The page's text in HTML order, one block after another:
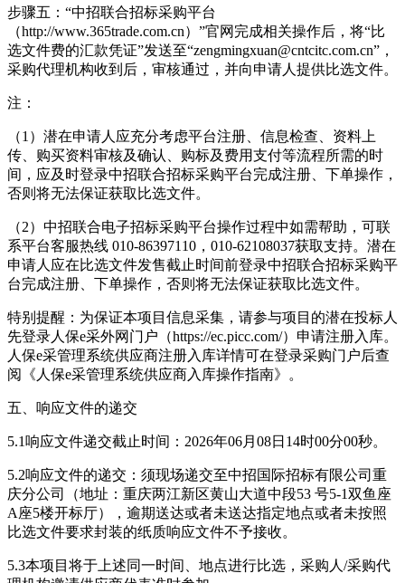
步骤五：“中招联合招标采购平台
（http://www.365trade.com.cn）”官网完成相关操作后，将“比
选文件费的汇款凭证”发送至“zengmingxuan@cntcitc.com.cn”，
采购代理机构收到后，审核通过，并向申请人提供比选文件。
注：
（1）潜在申请人应充分考虑平台注册、信息检查、资料上
传、购买资料审核及确认、购标及费用支付等流程所需的时
间，应及时登录中招联合招标采购平台完成注册、下单操作，
否则将无法保证获取比选文件。
（2）中招联合电子招标采购平台操作过程中如需帮助，可联
系平台客服热线 010-86397110，010-62108037获取支持。潜在
申请人应在比选文件发售截止时间前登录中招联合招标采购平
台完成注册、下单操作，否则将无法保证获取比选文件。
特别提醒：为保证本项目信息采集，请参与项目的潜在投标人
先登录人保e采外网门户（https://ec.picc.com/）申请注册入库。
人保e采管理系统供应商注册入库详情可在登录采购门户后查
阅《人保e采管理系统供应商入库操作指南》。
五、响应文件的递交
5.1响应文件递交截止时间：2026年06月08日14时00分00秒。
5.2响应文件的递交：须现场递交至中招国际招标有限公司重
庆分公司（地址：重庆两江新区黄山大道中段53 号5-1双鱼座
A座5楼开标厅），逾期送达或者未送达指定地点或者未按照
比选文件要求封装的纸质响应文件不予接收。
5.3本项目将于上述同一时间、地点进行比选，采购人/采购代